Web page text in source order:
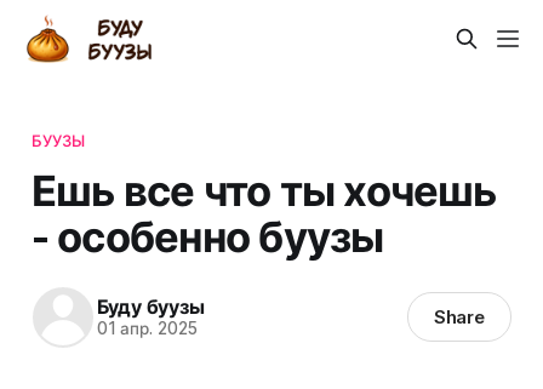
БУУЗЫ
Ешь все что ты хочешь
- особенно буузы
Буду буузы
01 апр. 2025 Share